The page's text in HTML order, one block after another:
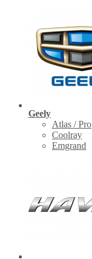
Geely
Atlas / Pro
Coolray
Emgrand